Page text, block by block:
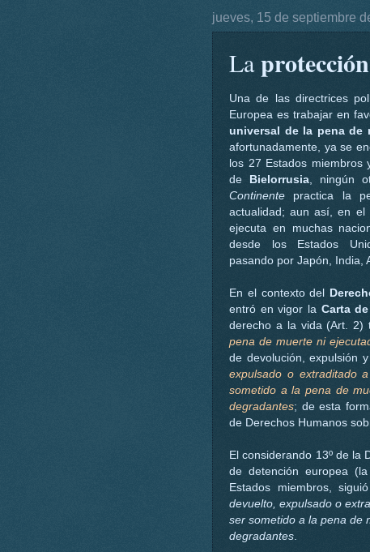
jueves, 15 de septiembre
La
Una de las directrices
Europea es trabajar en
universal de la pena de
afortunadamente, ya se
los 27 Estados miembros
de
Bielorrusia, ningún
Continente practica la
actualidad; aun así, en el
ejecuta en muchas
desde los Estados
pasando por Japón, India,
En el contexto del
entró en vigor la Carta
derecho a la vida (Art. 2)
pena de muerte ni
de devolución, expulsión
expulsado o extraditado
sometido a la pena de
degradantes; de esta
de Derechos Humanos
El considerando 13º de la
de detención europea (la
Estados miembros,
devuelto, expulsado o
ser sometido a la pena de
degradantes